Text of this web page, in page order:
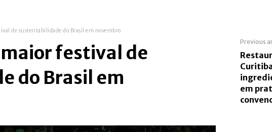
de sustentabilidade do Brasil em novembro
festival de
do Brasil em
Previous
em